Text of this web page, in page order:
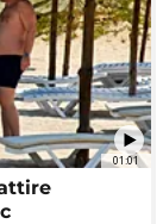
01:01